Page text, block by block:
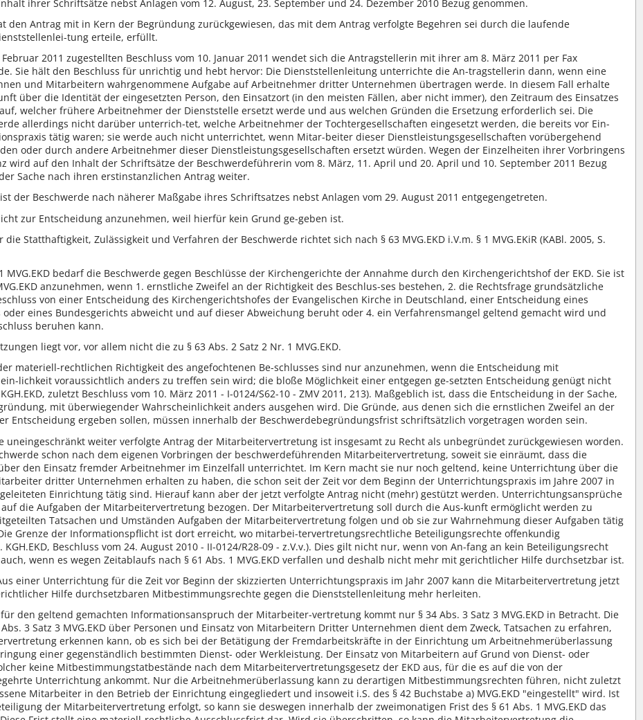
ihrer Schriftsätze nebst Anlagen vom 12. August, 23. September und 24. Dezember 2010 Bezug genommen.
den Antrag mit in Kern der Begründung zurückgewiesen, das mit dem Antrag verfolgte Begehren sei durch die laufende
tung erteile, erfüllt.
2011 zugestellten Beschluss vom 10. Januar 2011 wendet sich die Antragstellerin mit ihrer am 8. März 2011 per Fax
Sie hält den Beschluss für unrichtig und hebt hervor: Die Dienststellenleitung unterrichte die An-tragstellerin dann, wenn eine
und Mitarbeitern wahrgenommene Aufgabe auf Arbeitnehmer dritter Unternehmen übertragen werde. In diesem Fall erhalte
über die Identität der eingesetzten Person, den Einsatzort (in den meisten Fällen, aber nicht immer), den Zeitraum des Einsatzes
welcher frühere Arbeitnehmer der Dienststelle ersetzt werde und aus welchen Gründen die Ersetzung erforderlich sei. Die
allerdings nicht darüber unterrich-tet, welche Arbeitnehmer der Tochtergesellschaften eingesetzt werden, die bereits vor Ein-
tätig waren; sie werde auch nicht unterrichtet, wenn Mitar-beiter dieser Dienstleistungsgesellschaften vorübergehend
oder durch andere Arbeitnehmer dieser Dienstleistungsgesellschaften ersetzt würden. Wegen der Einzelheiten ihrer Vorbringens
wird auf den Inhalt der Schriftsätze der Beschwerdeführerin vom 8. März, 11. April und 20. April und 10. September 2011 Bezug
Sache nach ihren erstinstanzlichen Antrag weiter.
der Beschwerde nach näherer Maßgabe ihres Schriftsatzes nebst Anlagen vom 29. August 2011 entgegengetreten.
zur Entscheidung anzunehmen, weil hierfür kein Grund ge-geben ist.
Statthaftigkeit, Zulässigkeit und Verfahren der Beschwerde richtet sich nach § 63 MVG.EKD i.V.m. § 1 MVG.EKiR (KABl. 2005, S.
MVG.EKD bedarf die Beschwerde gegen Beschlüsse der Kirchengerichte der Annahme durch den Kirchengerichtshof der EKD. Sie ist
anzunehmen, wenn 1. ernstliche Zweifel an der Richtigkeit des Beschlus-ses bestehen, 2. die Rechtsfrage grundsätzliche
von einer Entscheidung des Kirchengerichtshofes der Evangelischen Kirche in Deutschland, einer Entscheidung eines
eines Bundesgerichts abweicht und auf dieser Abweichung beruht oder 4. ein Verfahrensmangel geltend gemacht wird und
beruhen kann.
liegt vor, vor allem nicht die zu § 63 Abs. 2 Satz 2 Nr. 1 MVG.EKD.
materiell-rechtlichen Richtigkeit des angefochtenen Be-schlusses sind nur anzunehmen, wenn die Entscheidung mit
lichkeit voraussichtlich anders zu treffen sein wird; die bloße Möglichkeit einer entgegen ge-setzten Entscheidung genügt nicht
zuletzt Beschluss vom 10. März 2011 - I-0124/S62-10 - ZMV 2011, 213). Maßgeblich ist, dass die Entscheidung in der Sache,
mit überwiegender Wahrscheinlichkeit anders ausgehen wird. Die Gründe, aus denen sich die ernstlichen Zweifel an der
Entscheidung ergeben sollen, müssen innerhalb der Beschwerdebegründungsfrist schriftsätzlich vorgetragen worden sein.
uneingeschränkt weiter verfolgte Antrag der Mitarbeitervertretung ist insgesamt zu Recht als unbegründet zurückgewiesen worden.
schon nach dem eigenen Vorbringen der beschwerdeführenden Mitarbeitervertretung, soweit sie einräumt, dass die
den Einsatz fremder Arbeitnehmer im Einzelfall unterrichtet. Im Kern macht sie nur noch geltend, keine Unterrichtung über die
dritter Unternehmen erhalten zu haben, die schon seit der Zeit vor dem Beginn der Unterrichtungspraxis im Jahre 2007 in
Einrichtung tätig sind. Hierauf kann aber der jetzt verfolgte Antrag nicht (mehr) gestützt werden. Unterrichtungsansprüche
auf die Aufgaben der Mitarbeitervertretung bezogen. Der Mitarbeitervertretung soll durch die Aus-kunft ermöglicht werden zu
Tatsachen und Umständen Aufgaben der Mitarbeitervertretung folgen und ob sie zur Wahrnehmung dieser Aufgaben tätig
Grenze der Informationspflicht ist dort erreicht, wo mitarbei-tervertretungsrechtliche Beteiligungsrechte offenkundig
Beschluss vom 24. August 2010 - II-0124/R28-09 - z.V.v.). Dies gilt nicht nur, wenn von An-fang an kein Beteiligungsrecht
wenn es wegen Zeitablaufs nach § 61 Abs. 1 MVG.EKD verfallen und deshalb nicht mehr mit gerichtlicher Hilfe durchsetzbar ist.
einer Unterrichtung für die Zeit vor Beginn der skizzierten Unterrichtungspraxis im Jahr 2007 kann die Mitarbeitervertretung jetzt
Hilfe durchsetzbaren Mitbestimmungsrechte gegen die Dienststellenleitung mehr herleiten.
den geltend gemachten Informationsanspruch der Mitarbeiter-vertretung kommt nur § 34 Abs. 3 Satz 3 MVG.EKD in Betracht. Die
3 Satz 3 MVG.EKD über Personen und Einsatz von Mitarbeitern Dritter Unternehmen dient dem Zweck, Tatsachen zu erfahren,
erkennen kann, ob es sich bei der Betätigung der Fremdarbeitskräfte in der Einrichtung um Arbeitnehmerüberlassung
einer gegenständlich bestimmten Dienst- oder Werkleistung. Der Einsatz von Mitarbeitern auf Grund von Dienst- oder
keine Mitbestimmungstatbestände nach dem Mitarbeitervertretungsgesetz der EKD aus, für die es auf die von der
Unterrichtung ankommt. Nur die Arbeitnehmerüberlassung kann zu derartigen Mitbestimmungsrechten führen, nicht zuletzt
Mitarbeiter in den Betrieb der Einrichtung eingegliedert und insoweit i.S. des § 42 Buchstabe a) MVG.EKD "eingestellt" wird. Ist
der Mitarbeitervertretung erfolgt, so kann sie deswegen innerhalb der zweimonatigen Frist des § 61 Abs. 1 MVG.EKD das